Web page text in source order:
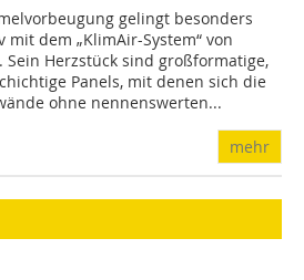
gelingt besonders
mit dem „KlimAir-System“ von
Sein Herzstück sind großformatige,
Panels, mit denen sich die
ohne nennenswerten...
mehr